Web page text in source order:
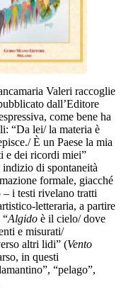
Valeri raccoglie
dall’Editore
come bene ha
“Da lei/ la materia è
È un Paese la mia
e dei ricordi miei”
di spontaneità
formale, giacché
– i testi rivelano tratti
letteraria, a partire
“Algido è il cielo/ dove
e misurati/
altri lidi” (Vento
in questi
“pelago”,